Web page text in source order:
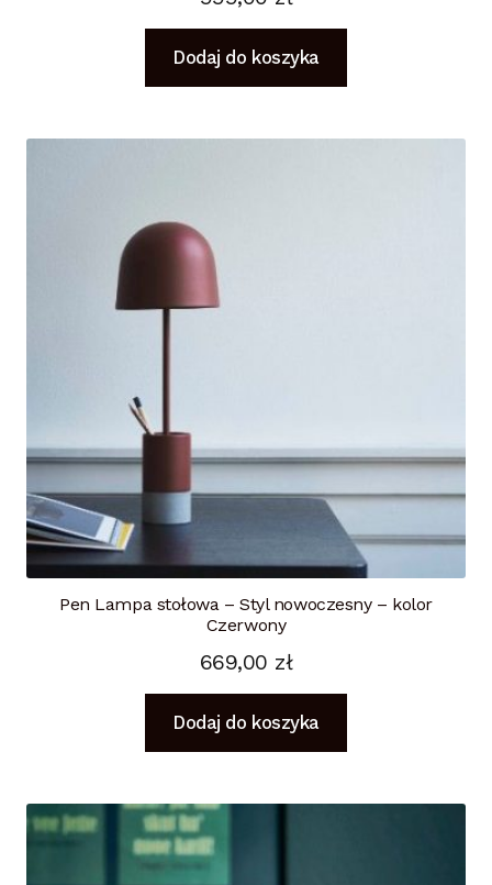
Dodaj do koszyka
Pen Lampa stołowa – Styl nowoczesny – kolor
Czerwony
669,00 zł
Dodaj do koszyka